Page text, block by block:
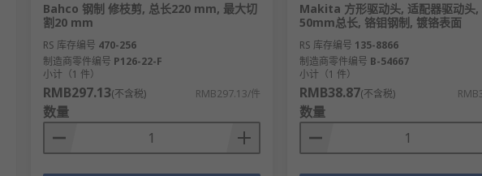
Bahco 钢制 修枝剪, 总长220 mm, 最大切
割20 mm
RS 库存编号 470-256
制造商零件编号 P126-22-F
小计（1 件）
RMB297.13(不含税) RMB297.13/件
数量
Makita 方形驱动头, 适配器驱动头
50mm总长, 铬钼钢制, 镀铬表面
RS 库存编号 135-8866
制造商零件编号 B-54667
小计（1 件）
RMB38.87(不含税)
数量